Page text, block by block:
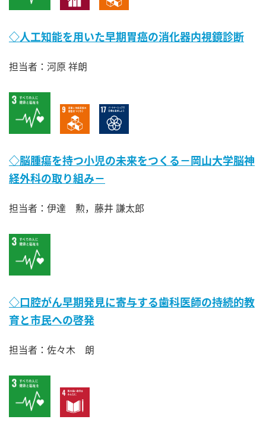
◇人工知能を用いた早期胃癌の消化器内視鏡診断
担当者：河原 祥朗
◇脳腫瘍を持つ小児の未来をつくる－岡山大学脳神
経外科の取り組み－
担当者：伊達 勲，藤井 謙太郎
◇口腔がん早期発見に寄与する歯科医師の持続的教
育と市民への啓発
担当者：佐々木 朗